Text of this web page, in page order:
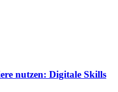
nutzen: Digitale Skills